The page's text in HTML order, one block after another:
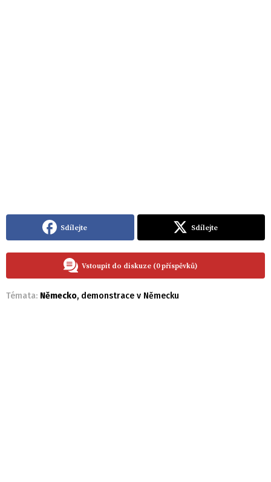
Sdílejte Sdílejte
Vstoupit do diskuze (0 příspěvků)
Témata: Německo, demonstrace v Německu